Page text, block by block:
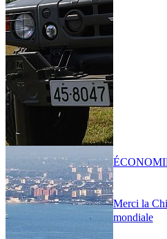
Merci la
mondiale